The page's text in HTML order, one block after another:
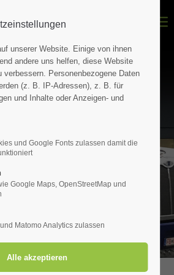
unserer Website. Einige von ihnen
andere uns helfen, diese Website
verbessern. Personenbezogene Daten
(z. B. IP-Adressen), z. B. für
und Inhalte oder Anzeigen- und
und Google Fonts zulassen damit die
Google Maps, OpenStreetMap und
Matomo Analytics zulassen